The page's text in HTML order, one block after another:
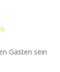
Gästen sein